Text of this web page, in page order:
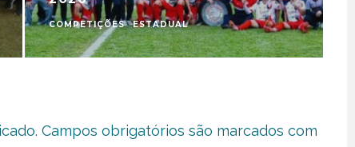
COMPETIÇÕES ESTADUAL
Campos obrigatórios são marcados com